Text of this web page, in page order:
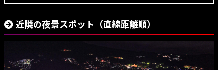
近隣の夜景スポット（直線距離順）